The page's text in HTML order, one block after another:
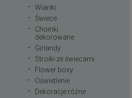
Wianki
Świece
Choinki
dekorowane
Girlandy
Stroiki ze świecami
Flower boxy
Oświetlenie
Dekoracje różne